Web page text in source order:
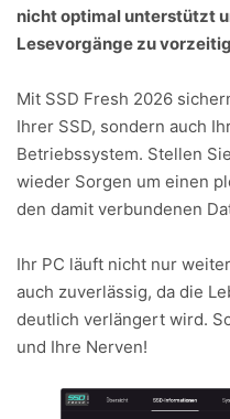
nicht optimal unterstützt
Lesevorgänge zu
Mit SSD Fresh 2026
Ihrer SSD, sondern auch
Betriebssystem. Stellen
wieder Sorgen um einen
den damit verbundenen
Ihr PC läuft nicht nur
auch zuverlässig, da die
deutlich verlängert wird.
und Ihre Nerven!